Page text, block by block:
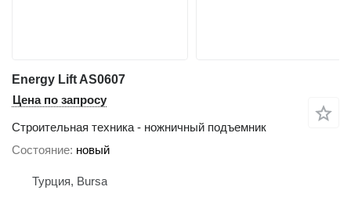
Energy Lift AS0607
Цена по запросу
Строительная техника - ножничный подъемник
Состояние новый
Турция, Bursa